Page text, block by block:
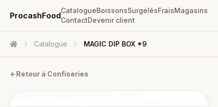
ProcashFood
CatalogueBoissonsSurgelésFraisMagasins
ContactDevenir client
Accueil Catalogue MAGIC DIP BOX *9
←Retour à Confiseries